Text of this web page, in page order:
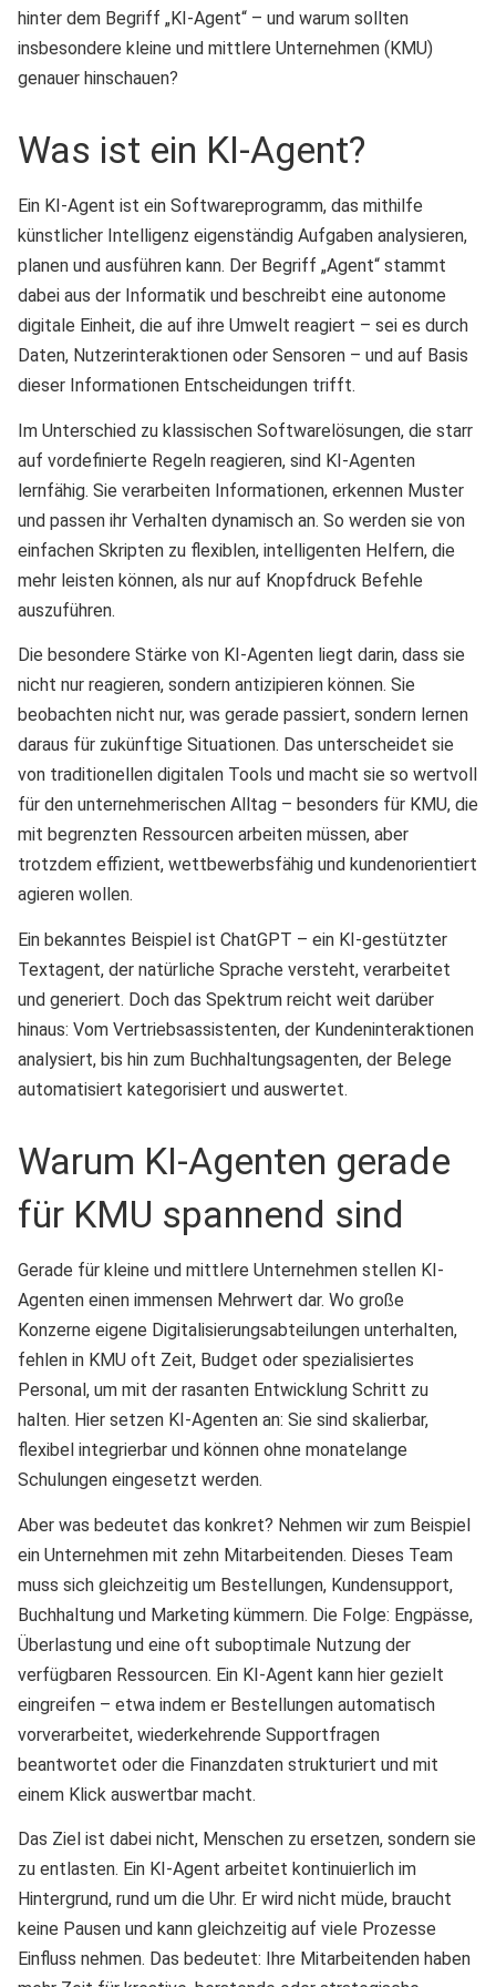
hinter dem Begriff „KI-Agent“ – und warum sollten
insbesondere kleine und mittlere Unternehmen (KMU)
genauer hinschauen?
Was ist ein KI-Agent?
Ein KI-Agent ist ein Softwareprogramm, das mithilfe
künstlicher Intelligenz eigenständig Aufgaben analysieren,
planen und ausführen kann. Der Begriff „Agent“ stammt
dabei aus der Informatik und beschreibt eine autonome
digitale Einheit, die auf ihre Umwelt reagiert – sei es durch
Daten, Nutzerinteraktionen oder Sensoren – und auf Basis
dieser Informationen Entscheidungen trifft.
Im Unterschied zu klassischen Softwarelösungen, die starr
auf vordefinierte Regeln reagieren, sind KI-Agenten
lernfähig. Sie verarbeiten Informationen, erkennen Muster
und passen ihr Verhalten dynamisch an. So werden sie von
einfachen Skripten zu flexiblen, intelligenten Helfern, die
mehr leisten können, als nur auf Knopfdruck Befehle
auszuführen.
Die besondere Stärke von KI-Agenten liegt darin, dass sie
nicht nur reagieren, sondern antizipieren können. Sie
beobachten nicht nur, was gerade passiert, sondern lernen
daraus für zukünftige Situationen. Das unterscheidet sie
von traditionellen digitalen Tools und macht sie so wertvoll
für den unternehmerischen Alltag – besonders für KMU, die
mit begrenzten Ressourcen arbeiten müssen, aber
trotzdem effizient, wettbewerbsfähig und kundenorientiert
agieren wollen.
Ein bekanntes Beispiel ist ChatGPT – ein KI-gestützter
Textagent, der natürliche Sprache versteht, verarbeitet
und generiert. Doch das Spektrum reicht weit darüber
hinaus: Vom Vertriebsassistenten, der Kundeninteraktionen
analysiert, bis hin zum Buchhaltungsagenten, der Belege
automatisiert kategorisiert und auswertet.
Warum KI-Agenten gerade
für KMU spannend sind
Gerade für kleine und mittlere Unternehmen stellen KI-
Agenten einen immensen Mehrwert dar. Wo große
Konzerne eigene Digitalisierungsabteilungen unterhalten,
fehlen in KMU oft Zeit, Budget oder spezialisiertes
Personal, um mit der rasanten Entwicklung Schritt zu
halten. Hier setzen KI-Agenten an: Sie sind skalierbar,
flexibel integrierbar und können ohne monatelange
Schulungen eingesetzt werden.
Aber was bedeutet das konkret? Nehmen wir zum Beispiel
ein Unternehmen mit zehn Mitarbeitenden. Dieses Team
muss sich gleichzeitig um Bestellungen, Kundensupport,
Buchhaltung und Marketing kümmern. Die Folge: Engpässe,
Überlastung und eine oft suboptimale Nutzung der
verfügbaren Ressourcen. Ein KI-Agent kann hier gezielt
eingreifen – etwa indem er Bestellungen automatisch
vorverarbeitet, wiederkehrende Supportfragen
beantwortet oder die Finanzdaten strukturiert und mit
einem Klick auswertbar macht.
Das Ziel ist dabei nicht, Menschen zu ersetzen, sondern sie
zu entlasten. Ein KI-Agent arbeitet kontinuierlich im
Hintergrund, rund um die Uhr. Er wird nicht müde, braucht
keine Pausen und kann gleichzeitig auf viele Prozesse
Einfluss nehmen. Das bedeutet: Ihre Mitarbeitenden haben